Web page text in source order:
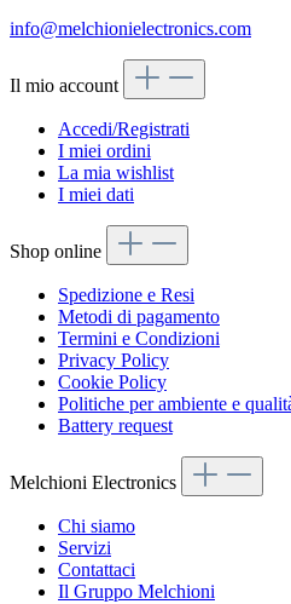
info@melchionielectronics.com
Il mio account
Accedi/Registrati
I miei ordini
La mia wishlist
I miei dati
Shop online
Spedizione e Resi
Metodi di pagamento
Termini e Condizioni
Privacy Policy
Cookie Policy
Politiche per ambiente e
Battery request
Melchioni Electronics
Chi siamo
Servizi
Contattaci
Il Gruppo Melchioni